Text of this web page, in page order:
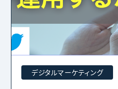
デジタルマーケティング